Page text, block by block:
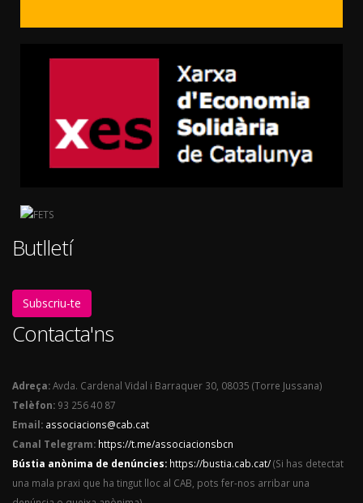
Butlletí
Subscriu-te
Contacta'ns
Adreça:Avda. Cardenal Vidal i Barraquer 30, 08035 (Torre Jussana)
Telèfon: 93 256 40 87
Email: associacions@cab.cat
Canal Telegram: https://t.me/associacionsbcn
Bústia anònima de denúncies: https://bustia.cab.cat/(Si has detectat
una mala praxi que ha tingut lloc al CAB, pots fer-nos arribar una